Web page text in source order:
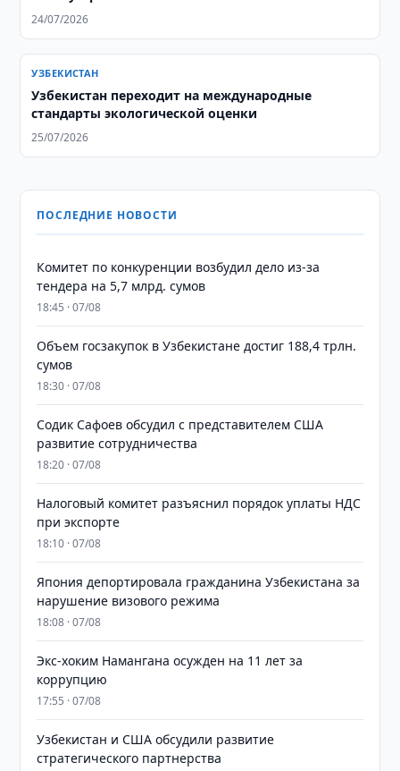
24/07/2026
УЗБЕКИСТАН
Узбекистан переходит на международные
стандарты экологической оценки
25/07/2026
ПОСЛЕДНИЕ НОВОСТИ
Комитет по конкуренции возбудил дело из-за
тендера на 5,7 млрд. сумов
18:45 · 07/08
​​​​​​​Объем госзакупок в Узбекистане достиг 188,4 трлн.
сумов
18:30 · 07/08
Содик Сафоев обсудил с представителем США
развитие сотрудничества
18:20 · 07/08
Налоговый комитет разъяснил порядок уплаты НДС
при экспорте
18:10 · 07/08
Япония депортировала гражданина Узбекистана за
нарушение визового режима
18:08 · 07/08
​​​​​​​Экс-хоким Намангана осужден на 11 лет за
коррупцию
17:55 · 07/08
Узбекистан и США обсудили развитие
стратегического партнерства